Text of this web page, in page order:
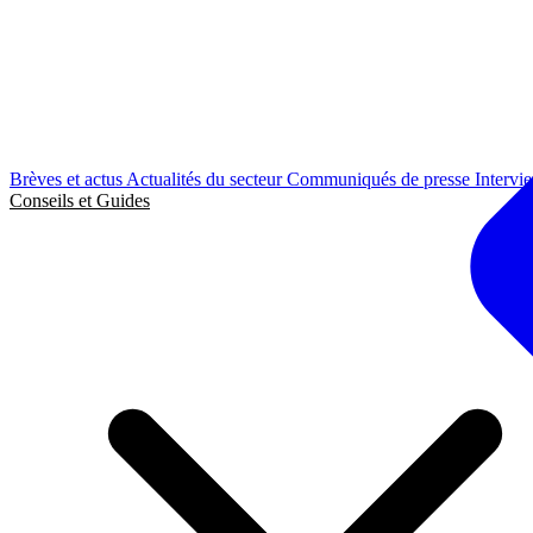
Brèves et actus Actualités du secteurCommuniqués de presse
Conseils et Guides